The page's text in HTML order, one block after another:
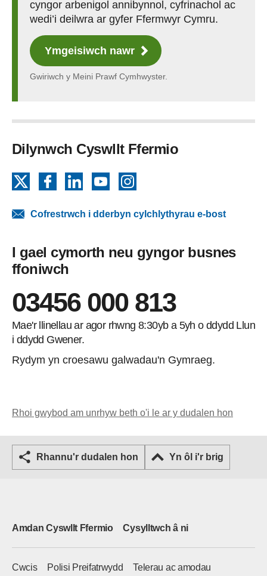
cyngor arbenigol annibynnol, cyfrinachol ac
wedi’i deilwra ar gyfer Ffermwyr Cymru.
Ymgeisiwch nawr
Gwiriwch y Meini Prawf Cymhwyster.
Dilynwch Cyswllt Ffermio
FacebookLinkedInYouTube
Cofrestrwch i dderbyn cylchlythyrau e-bost
I gael cymorth neu gyngor busnes
ffoniwch
03456 000 813
Mae'r llinellau ar agor rhwng 8:30yb a 5yh o ddydd Llun
i ddydd Gwener.
Rydym yn croesawu galwadau'n Gymraeg.
Rhoi gwybod am unrhyw beth o'i le ar y dudalen hon
Rhannu'r dudalen hon Yn ôl i'r brig
Amdan Cyswllt Ffermio Cysylltwch â ni
Cwcis Polisi Preifatrwydd Telerau ac amodau